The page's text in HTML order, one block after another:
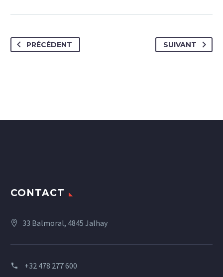
PRÉCÉDENT SUIVANT
CONTACT
33 Balmoral, 4845 Jalhay
+32 478 277 600